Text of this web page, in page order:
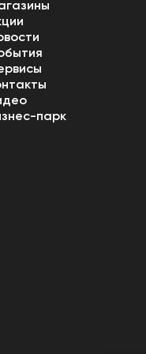
парк